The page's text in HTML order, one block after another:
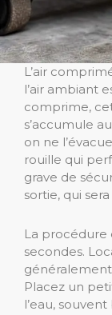
L’air
l’air ambiant
comprime,
s’accumule
on ne
rouille qui
grave de
sortie, qui
La
secondes.
généralement
Placez un
l’eau,